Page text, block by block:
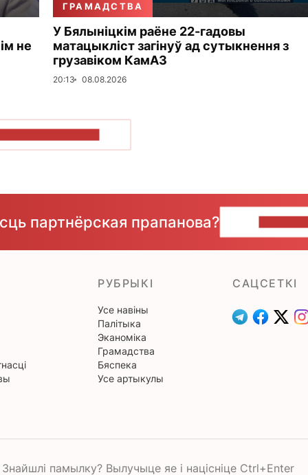
не
ГРАМАДСТВА
У Бялыніцкім раёне 22-гадовы
матацыкліст загінуў ад сутыкнення з
грузавіком КамАЗ
20:13 08.08.2026
партнёрская прапанова?
РУБРЫКІ
Усе навіны
Палітыка
Эканоміка
Грамадства
Бяспека
Усе артыкулы
САЦСЕТКІ
Знайшлі памылку? Вылучыце яе і націсніце Ctrl+Enter